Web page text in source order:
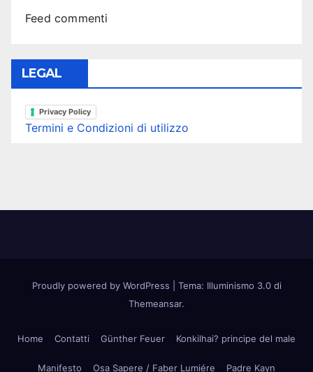
Feed commenti
LEGAL
Privacy Policy
Termini e Condizioni di utilizzo
Proudly powered by WordPress
Tema: Illuminismo 3.0 di
Themeansar.
Home Contatti Günther Feuer Konkilhai? principe del male
Manifesto Osa Sapere / Faber Lumiére Padre Kayn